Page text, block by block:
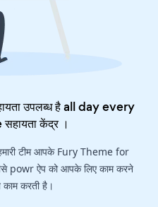
उपलब्ध है all day every
सहायता केंद्र।
हमारी टीम आपके Fury Theme for
ऐप को आपके लिए काम करने
काम करती है।